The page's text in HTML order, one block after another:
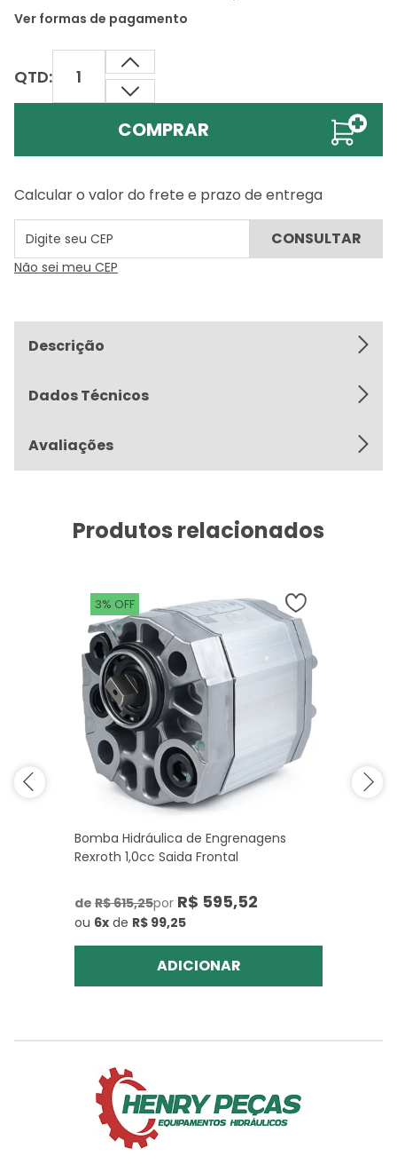
Ver formas de pagamento
QTD:
COMPRAR
Calcular o valor do frete e prazo de entrega
Não sei meu CEP
Descrição
Dados Técnicos
Avaliações
Produtos relacionados
3% OFF
Bomba Hidráulica de Engrenagens
Rexroth 1,0cc Saida Frontal
de R$ 615,25por R$ 595,52
ou 6x de R$ 99,25
ADICIONAR